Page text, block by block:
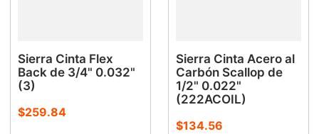
Sierra Cinta Flex
Back de 3/4" 0.032"
(3)
$259.84
Sierra Cinta Acero al
Carbón Scallop de
1/2" 0.022"
(222ACOIL)
$134.56